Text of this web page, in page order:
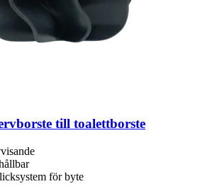
till toalettborste
för byte